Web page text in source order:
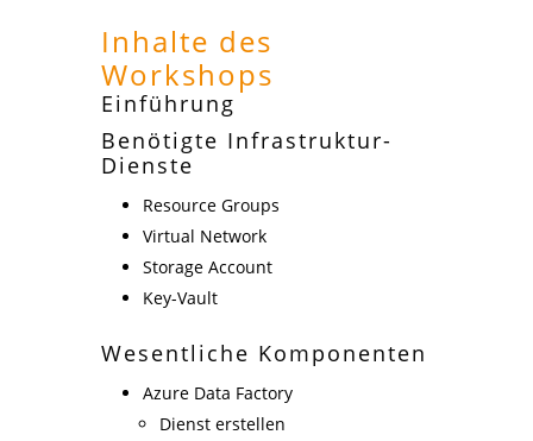
Inhalte des
Workshops
Einführung
Benötigte Infrastruktur-
Dienste
Resource Groups
Virtual Network
Storage Account
Key-Vault
Wesentliche Komponenten
Azure Data Factory
Dienst erstellen